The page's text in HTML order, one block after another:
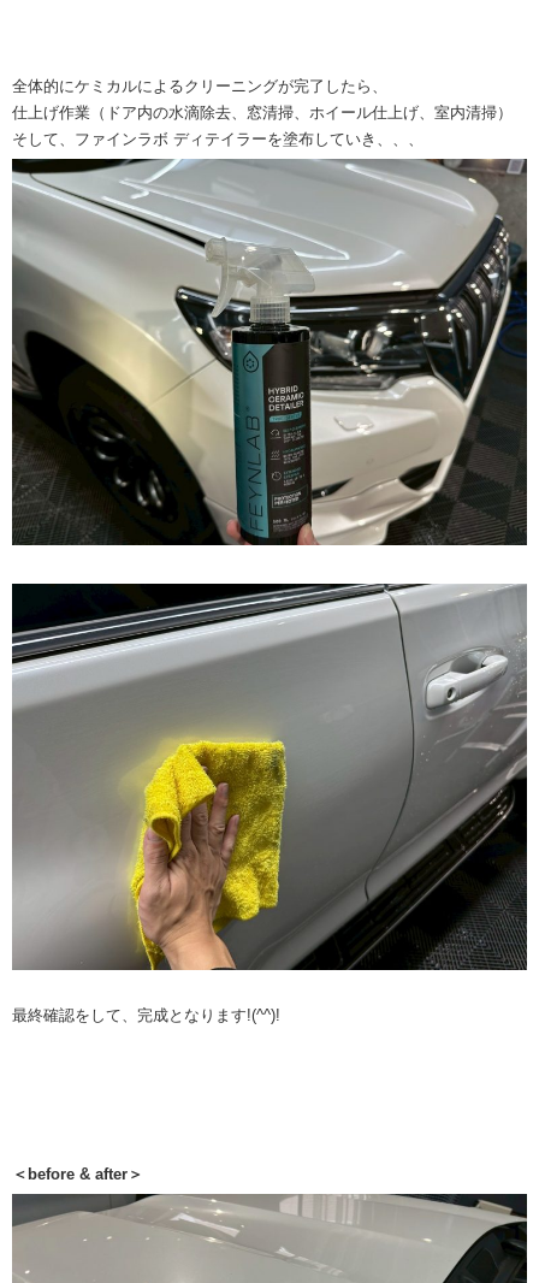
全体的にケミカルによるクリーニングが完了したら、
仕上げ作業（ドア内の水滴除去、窓清掃、ホイール仕上げ、室内清掃）
そして、ファインラボ ディテイラーを塗布していき、、、
最終確認をして、完成となります!(^^)!
＜before & after＞